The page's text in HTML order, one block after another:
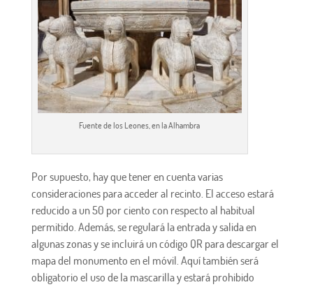
Fuente de los Leones, en la Alhambra
Por supuesto, hay que tener en cuenta varias
consideraciones para acceder al recinto. El acceso estará
reducido a un 50 por ciento con respecto al habitual
permitido. Además, se regulará la entrada y salida en
algunas zonas y se incluirá un código QR para descargar el
mapa del monumento en el móvil. Aquí también será
obligatorio el uso de la mascarilla y estará prohibido